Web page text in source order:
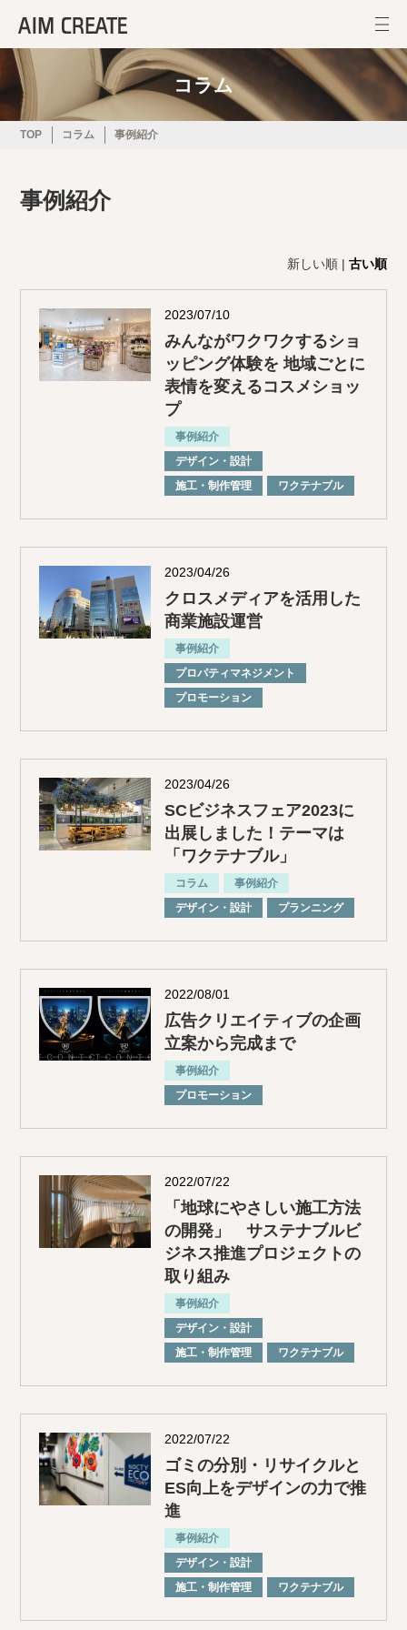
コラム
TOP コラム 事例紹介
事例紹介
新しい順 | 古い順
2023/07/10
みんながワクワクするショ
ッピング体験を 地域ごとに
表情を変えるコスメショッ
プ
事例紹介
デザイン・設計
施⼯・制作管理
ワクテナブル
2023/04/26
クロスメディアを活用した
商業施設運営
事例紹介
プロパティマネジメント
プロモーション
2023/04/26
SCビジネスフェア2023に
出展しました！テーマは
「ワクテナブル」
コラム
事例紹介
デザイン・設計
プランニング
2022/08/01
広告クリエイティブの企画
立案から完成まで
事例紹介
プロモーション
2022/07/22
「地球にやさしい施工方法
の開発」 サステナブルビ
ジネス推進プロジェクトの
取り組み
事例紹介
デザイン・設計
施⼯・制作管理
ワクテナブル
2022/07/22
ゴミの分別・リサイクルと
ES向上をデザインの力で推
進
事例紹介
デザイン・設計
施⼯・制作管理
ワクテナブル